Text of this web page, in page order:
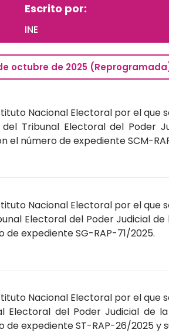
Escrito por:
INE
octubre de 2025
Nacional Electoral por el que
del Tribunal Electoral del Poder
el número de expediente SCM-
Nacional Electoral por el que
Electoral del Poder Judicial
expediente SG-RAP-71/2025.
Nacional Electoral por el que
Electoral del Poder Judicial de
expediente ST-RAP-26/2025 y